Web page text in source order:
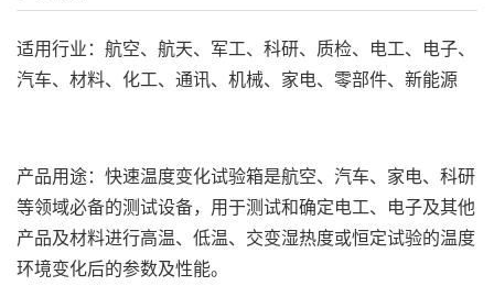
适用行业：航空、航天、军工、科研、质检、电工、电子、
汽车、材料、化工、通讯、机械、家电、零部件、新能源
产品用途：快速温度变化试验箱是航空、汽车、家电、科研
等领域必备的测试设备，用于测试和确定电工、电子及其他
产品及材料进行高温、低温、交变湿热度或恒定试验的温度
环境变化后的参数及性能。